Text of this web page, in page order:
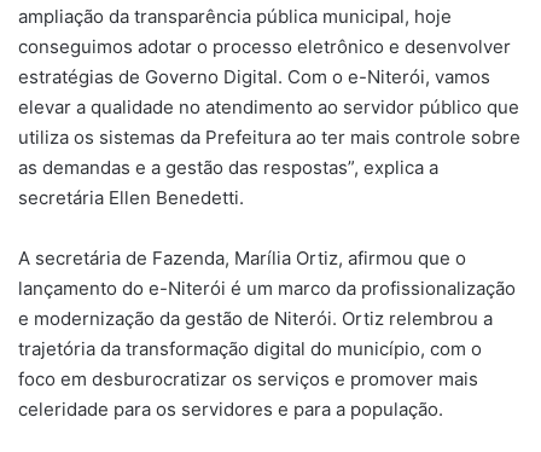
ampliação da transparência pública municipal, hoje
conseguimos adotar o processo eletrônico e desenvolver
estratégias de Governo Digital. Com o e-Niterói, vamos
elevar a qualidade no atendimento ao servidor público que
utiliza os sistemas da Prefeitura ao ter mais controle sobre
as demandas e a gestão das respostas”, explica a
secretária Ellen Benedetti.
A secretária de Fazenda, Marília Ortiz, afirmou que o
lançamento do e-Niterói é um marco da profissionalização
e modernização da gestão de Niterói. Ortiz relembrou a
trajetória da transformação digital do município, com o
foco em desburocratizar os serviços e promover mais
celeridade para os servidores e para a população.